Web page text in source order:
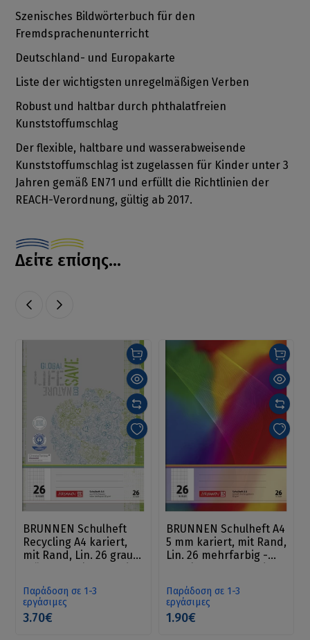
Szenisches Bildwörterbuch für den
Fremdsprachenunterricht
Deutschland- und Europakarte
Liste der wichtigsten unregelmäßigen Verben
Robust und haltbar durch phthalatfreien
Kunststoffumschlag
Der flexible, haltbare und wasserabweisende
Kunststoffumschlag ist zugelassen für Kinder unter 3
Jahren gemäß EN71 und erfüllt die Richtlinien der
REACH-Verordnung, gültig ab 2017.
Δείτε επίσης...
BRUNNEN Schulheft
Recycling A4 kariert,
mit Rand, Lin. 26 grau-
Παράδοση σε 1-3
εργάσιμες
3.70€
BRUNNEN Schulheft A4
5 mm kariert, mit Rand,
Lin. 26 mehrfarbig -
Παράδοση σε 1-3
εργάσιμες
1.90€